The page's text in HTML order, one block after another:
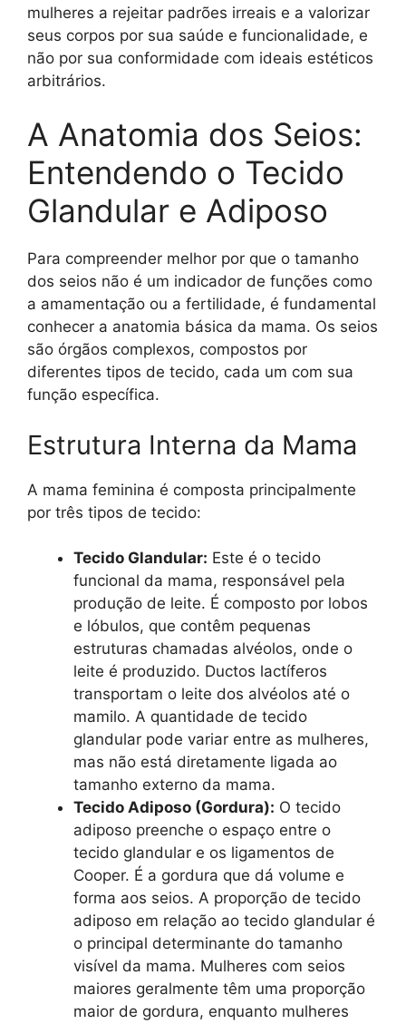
mulheres a rejeitar padrões irreais e a valorizar
seus corpos por sua saúde e funcionalidade, e
não por sua conformidade com ideais estéticos
arbitrários.
A Anatomia dos Seios:
Entendendo o Tecido
Glandular e Adiposo
Para compreender melhor por que o tamanho
dos seios não é um indicador de funções como
a amamentação ou a fertilidade, é fundamental
conhecer a anatomia básica da mama. Os seios
são órgãos complexos, compostos por
diferentes tipos de tecido, cada um com sua
função específica.
Estrutura Interna da Mama
A mama feminina é composta principalmente
por três tipos de tecido:
Tecido Glandular: Este é o tecido
funcional da mama, responsável pela
produção de leite. É composto por lobos
e lóbulos, que contêm pequenas
estruturas chamadas alvéolos, onde o
leite é produzido. Ductos lactíferos
transportam o leite dos alvéolos até o
mamilo. A quantidade de tecido
glandular pode variar entre as mulheres,
mas não está diretamente ligada ao
tamanho externo da mama.
Tecido Adiposo (Gordura): O tecido
adiposo preenche o espaço entre o
tecido glandular e os ligamentos de
Cooper. É a gordura que dá volume e
forma aos seios. A proporção de tecido
adiposo em relação ao tecido glandular é
o principal determinante do tamanho
visível da mama. Mulheres com seios
maiores geralmente têm uma proporção
maior de gordura, enquanto mulheres